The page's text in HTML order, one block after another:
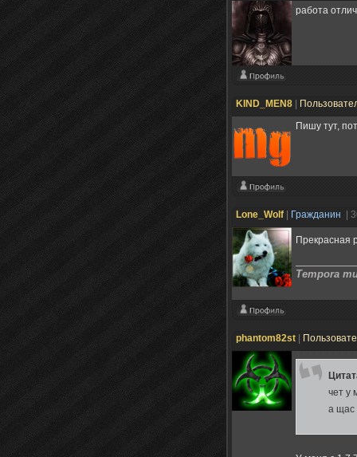
работа
KIND_MEN8
Пишу тут,
Lone_Wolf Гражданин |
Прекрасная
Tempora
phantom82st
чет у
а щас